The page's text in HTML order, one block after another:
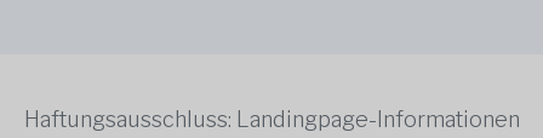
Haftungsausschluss: Landingpage-Informationen